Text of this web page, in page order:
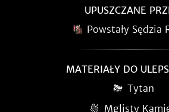
UPUSZCZANE
Powstały Sędzia
MATERIAŁY DO
Tytan
Mglisty